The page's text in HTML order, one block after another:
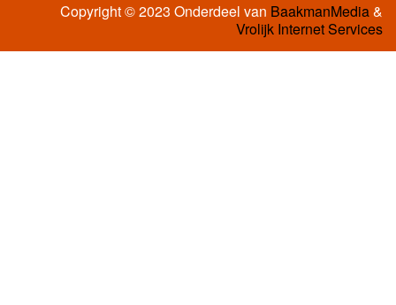
Copyright © 2023 Onderdeel van BaakmanMedia&
Vrolijk Internet Services